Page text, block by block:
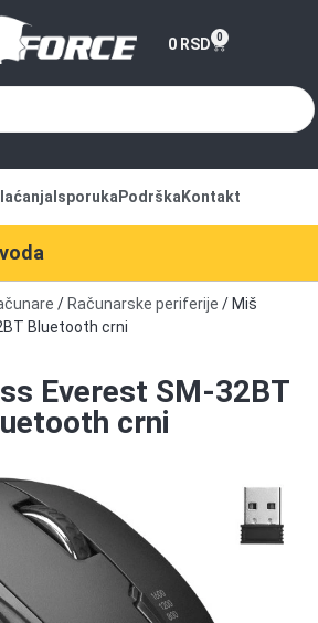
0 RSD 0
Isporuka Podrška Kontakt
/ Računarske periferije / Miš
Bluetooth crni
Everest SM-32BT
crni